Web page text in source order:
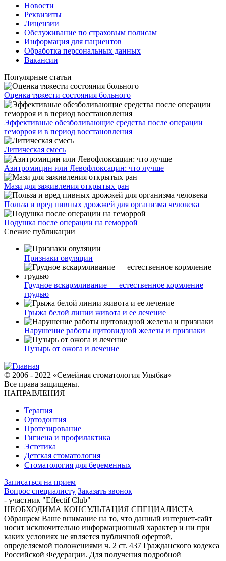
Новости
Реквизиты
Лицензии
Обслуживание по страховым полисам
Информация для пациентов
Обработка персональных данных
Вакансии
Популярные статьи
Оценка тяжести состояния больного
Эффективные обезболивающие средства после операции
геморроя и в период восстановления
Литическая смесь
Азитромицин или Левофлоксацин: что лучше
Мази для заживления открытых ран
Польза и вред пивных дрожжей для организма человека
Подушка после операции на геморрой
Свежие публикации
Признаки овуляции
Грудное вскармливание — естественное кормление
грудью
Грыжа белой линии живота и ее лечение
Нарушение работы щитовидной железы и признаки
Пузырь от ожога и лечение
© 2006 - 2022 «Семейная стоматология Улыбка»
Все права защищены.
НАПРАВЛЕНИЯ
Терапия
Ортодонтия
Протезирование
Гигиена и профилактика
Эстетика
Детская стоматология
Стоматология для беременных
Записаться на прием
Вопрос специалисту Заказать звонок
- участник "Effectif Club"
НЕОБХОДИМА КОНСУЛЬТАЦИЯ СПЕЦИАЛИСТА
Обращаем Ваше внимание на то, что данный интернет-сайт
носит исключительно информационный характер и ни при
каких условиях не является публичной офертой,
определяемой положениями ч. 2 ст. 437 Гражданского кодекса
Российской Федерации. Для получения подробной